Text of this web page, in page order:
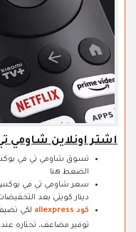
اشتر اونلاين شاومي
الضغط هنا
دينار كويتي بعد
كود aliexpress
لكي
توفير مضاعف، تختاره عند